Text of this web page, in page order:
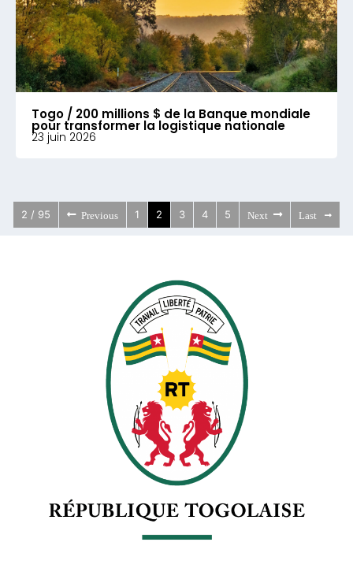
Togo / 200 millions $ de la Banque mondiale
pour transformer la logistique nationale
23 juin 2026
2 / 95 Previous 1 2 3 4 5 Next Last